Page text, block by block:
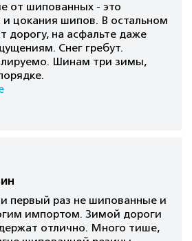
от шипованных - это
и цокания шипов. В остальном
дорогу, на асфальте даже
Снег гребут.
Шинам три зимы,
первый раз не шипованные и
импортом. Зимой дороги
отлично. Много тише,